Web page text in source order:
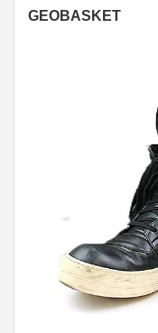
GEOBASKET